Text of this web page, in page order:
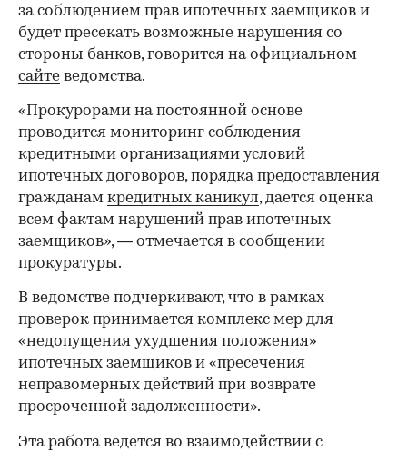
за соблюдением прав ипотечных заемщиков и
будет пресекать возможные нарушения со
стороны банков, говорится на официальном
сайте ведомства.
«Прокурорами на постоянной основе
проводится мониторинг соблюдения
кредитными организациями условий
ипотечных договоров, порядка предоставления
гражданам кредитных каникул, дается оценка
всем фактам нарушений прав ипотечных
заемщиков», — отмечается в сообщении
прокуратуры.
В ведомстве подчеркивают, что в рамках
проверок принимается комплекс мер для
«недопущения ухудшения положения»
ипотечных заемщиков и «пресечения
неправомерных действий при возврате
просроченной задолженности».
Эта работа ведется во взаимодействии с